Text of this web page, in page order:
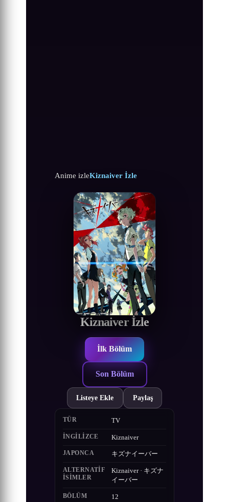
Anime izleKiznaiver İzle
Kiznaiver İzle
İlk Bölüm
Son Bölüm
Listeye Ekle Paylaş
TÜR TV
İNGILIZCE Kiznaiver
JAPONCA キズナイーバー
ALTERNATIF
ISIMLER
Kiznaiver · キズナ
イーバー
BÖLÜM 12